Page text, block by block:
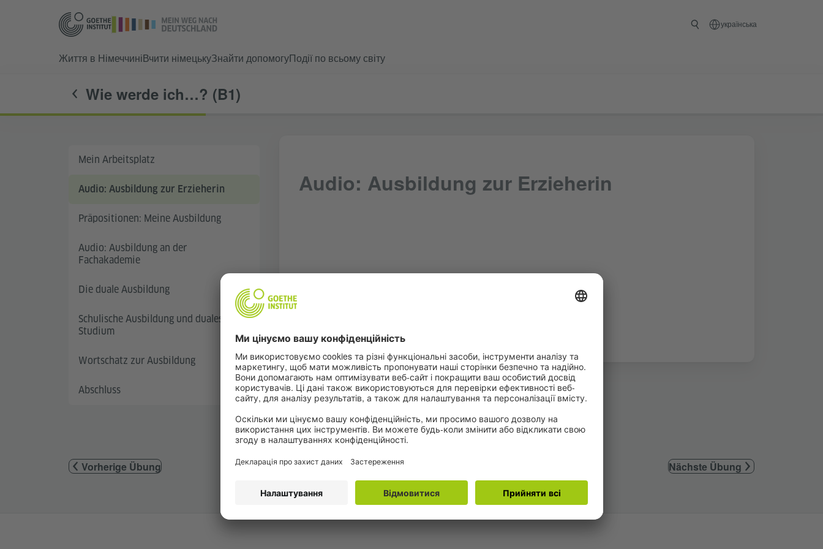
українська
Життя в НімеччиніВчити німецькуЗнайти допомогуПодії по всьому світу
Wie werde ich…? (B1)
Mein Arbeitsplatz
Audio: Ausbildung zur Erzieherin
Präpositionen: Meine Ausbildung
Audio: Ausbildung an der
Fachakademie
Die duale Ausbildung
Schulische Ausbildung und duales
Studium
Wortschatz zur Ausbildung
Abschluss
Audio: Ausbildung zur Erzieherin
Vorherige Übung Nächste Übung